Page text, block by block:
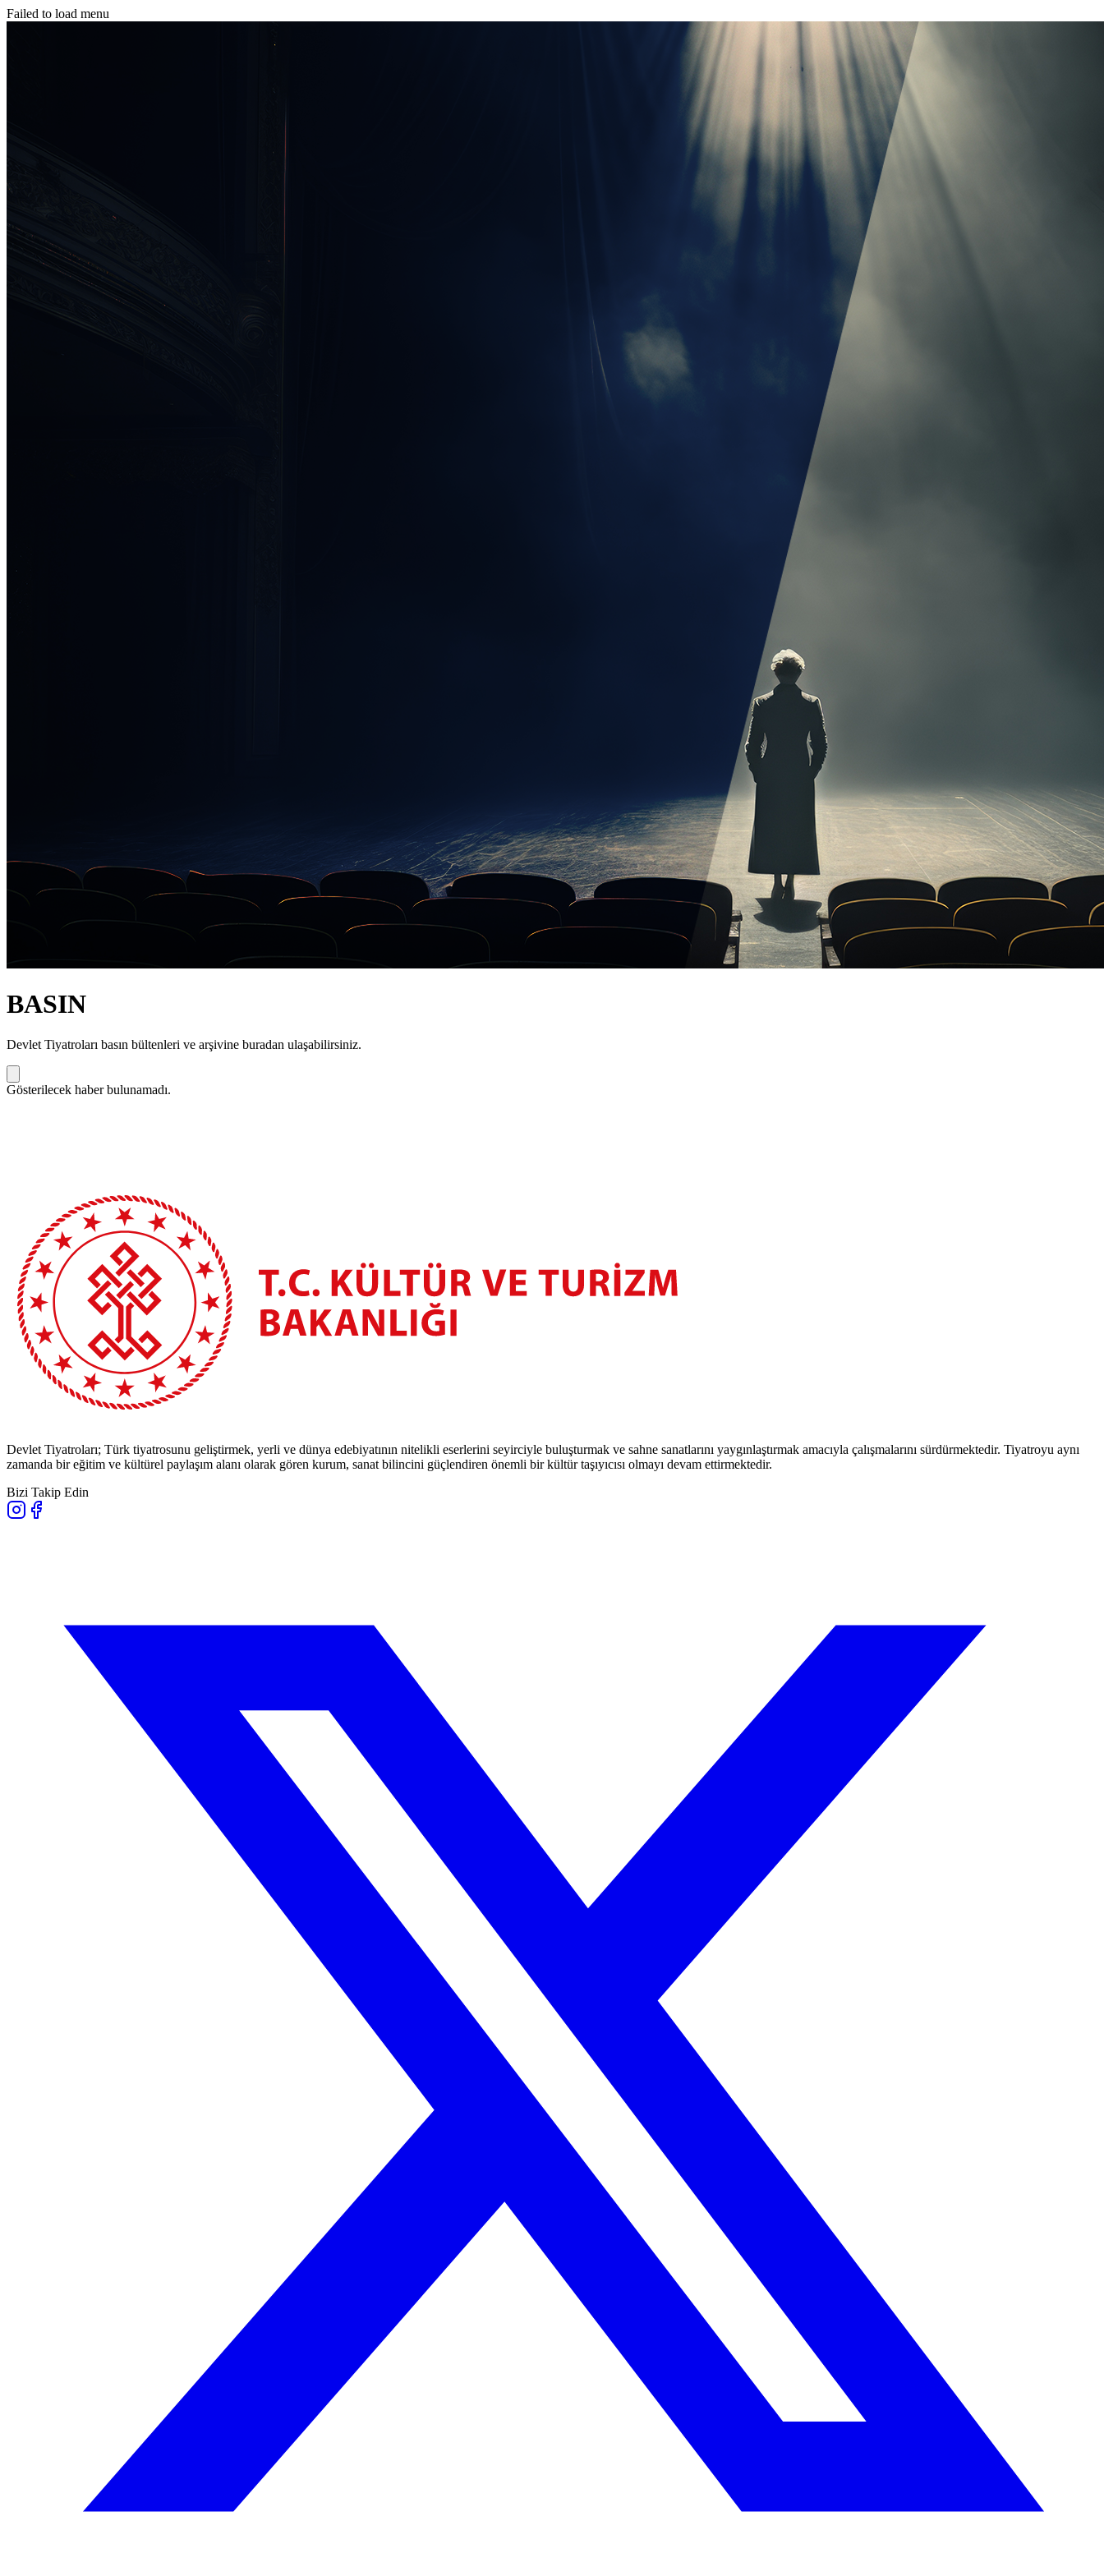
Failed to load menu
BASIN
Devlet Tiyatroları basın bültenleri ve arşivine buradan ulaşabilirsiniz.
Gösterilecek haber bulunamadı.
Devlet Tiyatroları; Türk tiyatrosunu geliştirmek, yerli ve dünya edebiyatının nitelikli eserlerini seyirciyle buluşturmak ve sahne sanatlarını yaygınlaştırmak amacıyla çalışmalarını sürdürmektedir. Tiyatroyu aynı
zamanda bir eğitim ve kültürel paylaşım alanı olarak gören kurum, sanat bilincini güçlendiren önemli bir kültür taşıyıcısı olmayı devam ettirmektedir.
Bizi Takip Edin